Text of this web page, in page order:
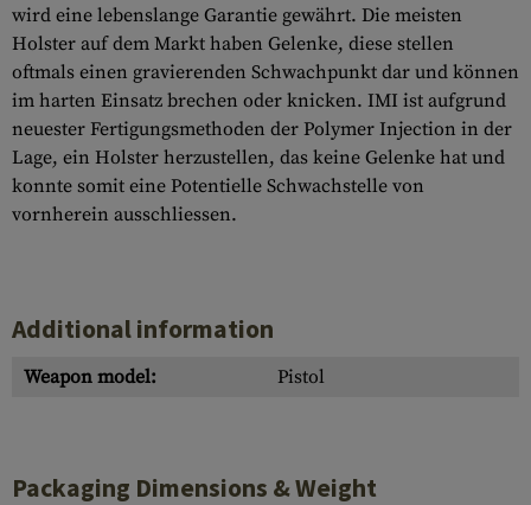
wird eine lebenslange Garantie gewährt. Die meisten
Holster auf dem Markt haben Gelenke, diese stellen
oftmals einen gravierenden Schwachpunkt dar und können
im harten Einsatz brechen oder knicken. IMI ist aufgrund
neuester Fertigungsmethoden der Polymer Injection in der
Lage, ein Holster herzustellen, das keine Gelenke hat und
konnte somit eine Potentielle Schwachstelle von
vornherein ausschliessen.
Additional information
Weapon model: Pistol
Packaging Dimensions & Weight